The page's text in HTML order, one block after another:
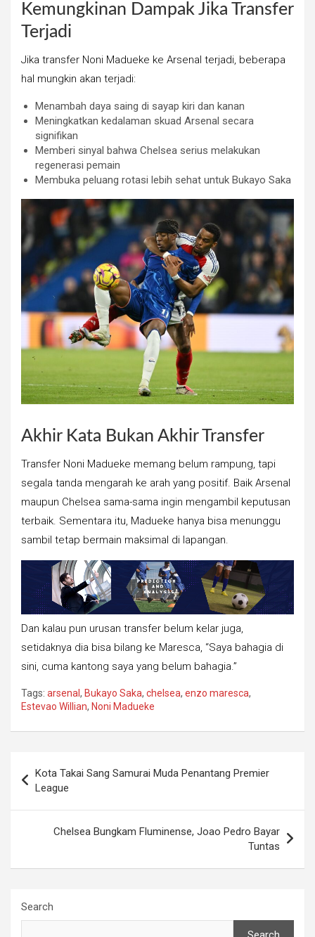
Kemungkinan Dampak Jika Transfer
Terjadi
Jika transfer Noni Madueke ke Arsenal terjadi, beberapa
hal mungkin akan terjadi:
Menambah daya saing di sayap kiri dan kanan
Meningkatkan kedalaman skuad Arsenal secara
signifikan
Memberi sinyal bahwa Chelsea serius melakukan
regenerasi pemain
Membuka peluang rotasi lebih sehat untuk Bukayo Saka
Akhir Kata Bukan Akhir Transfer
Transfer Noni Madueke memang belum rampung, tapi
segala tanda mengarah ke arah yang positif. Baik Arsenal
maupun Chelsea sama-sama ingin mengambil keputusan
terbaik. Sementara itu, Madueke hanya bisa menunggu
sambil tetap bermain maksimal di lapangan.
Dan kalau pun urusan transfer belum kelar juga,
setidaknya dia bisa bilang ke Maresca, “Saya bahagia di
sini, cuma kantong saya yang belum bahagia.”
Tags: arsenal, Bukayo Saka, chelsea, enzo maresca,
Estevao Willian, Noni Madueke
navigation
Kota Takai Sang Samurai Muda Penantang Premier
League
Chelsea Bungkam Fluminense, Joao Pedro Bayar
Tuntas
Search